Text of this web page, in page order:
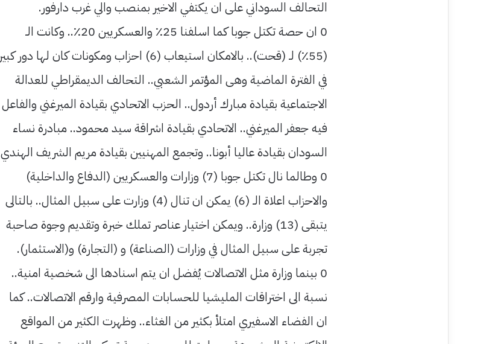
التحالف السوداني على ان يكتفي الاخير بمنصب والي غرب دارفور.
0 ان حصة تكتل جوبا كما اسلفنا 25٪ والعسكريين 20٪.. وكانت الـ
(55٪) لـ (قحت).. بالامكان استيعاب (6) احزاب ومكونات كان لها دور كبير
في الفترة الماضية وهى المؤتمر الشعبي.. التحالف الديمقراطي للعدالة
الاجتماعية بقيادة مبارك أردول.. الحزب الاتحادي بقيادة الميرغني والفاعل
فيه جعفر الميرغني.. الاتحادي بقيادة اشراقة سيد محمود.. مبادرة نساء
السودان بقيادة عاليا أبونا.. وتجمع المهنيين بقيادة مريم الشريف الهندي
0 وطالما نال تكتل جوبا (7) وزارات والعسكريين (الدفاع والداخلية)
والاحزاب اعلاة الـ (6) يمكن ان تنال (4) وزارت على سبيل المثال.. بالتالى
يتبقى (13) وزارة.. ويمكن اختيار عناصر تملك خبرة وتقديم وجوة صاحبة
تجربة على سبيل المثال في وزارات (الصناعة) و (التجارة) و(الاستثمار).
0 بينما وزارة مثل الاتصالات يُفضل ان يتم اسنادها الى شخصية امنية..
نسبة الى اختراقات المليشيا للحسابات المصرفية وارقم الاتصالات.. كما
ان الفضاء الاسفيري امتلأ بكثير من الغثاء.. وظهرت الكثير من المواقع